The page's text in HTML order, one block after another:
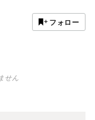
フォロー
せん